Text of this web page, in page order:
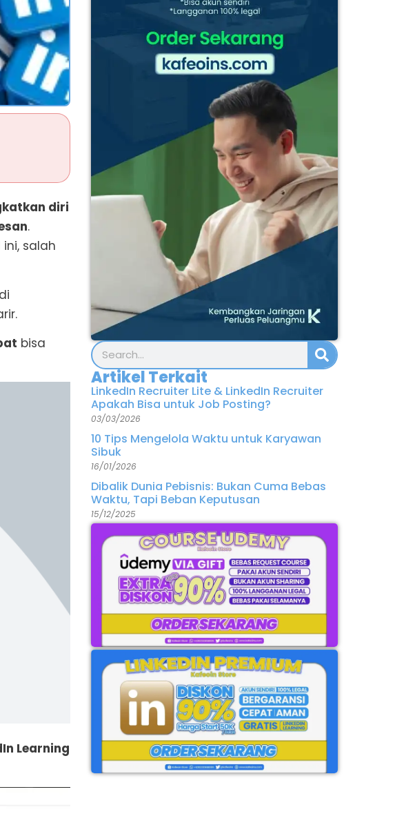
diri
.
salah
bisa
Learning
Artikel Terkait
LinkedIn Recruiter Lite & LinkedIn Recruiter
Apakah Bisa untuk Job Posting?
03/03/2026
10 Tips Mengelola Waktu untuk Karyawan
Sibuk
16/01/2026
Dibalik Dunia Pebisnis: Bukan Cuma Bebas
Waktu, Tapi Beban Keputusan
15/12/2025